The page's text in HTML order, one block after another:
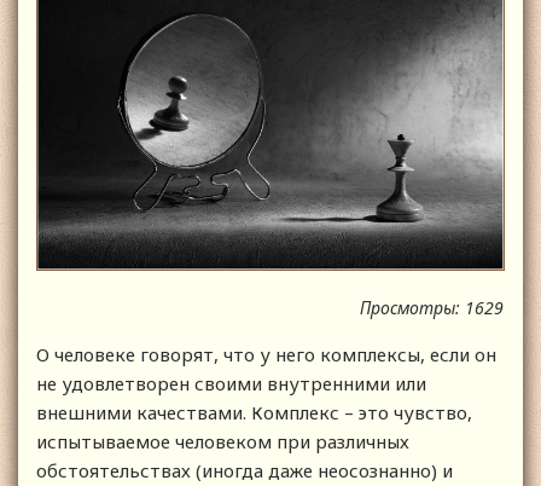
Просмотры: 1629
О человеке говорят, что у него комплексы, если он
не удовлетворен своими внутренними или
внешними качествами. Комплекс – это чувство,
испытываемое человеком при различных
обстоятельствах (иногда даже неосознанно) и